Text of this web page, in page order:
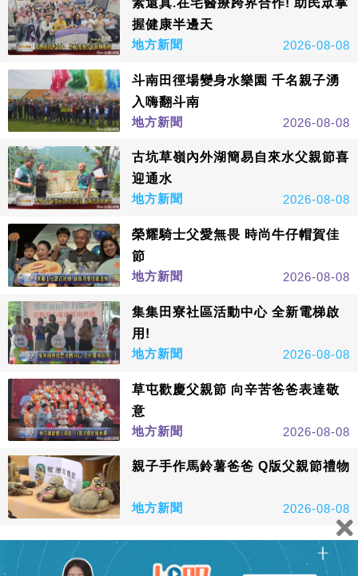
握健康半邊天
地方新聞
2026-08-08
斗南田徑場變身水樂園 千名親子湧
入嗨翻斗南
地方新聞
2026-08-08
古坑草嶺內外湖簡易自來水父親節喜
迎通水
地方新聞
2026-08-08
榮耀騎士父愛無畏 時尚牛仔帽賀佳
節
地方新聞
2026-08-08
集集田寮社區活動中心 全新電梯啟
用!
地方新聞
2026-08-08
草屯歡慶父親節 向辛苦爸爸表達敬
意
地方新聞
2026-08-08
親子手作馬鈴薯爸爸 Q版父親節禮物
地方新聞 2026-08-08